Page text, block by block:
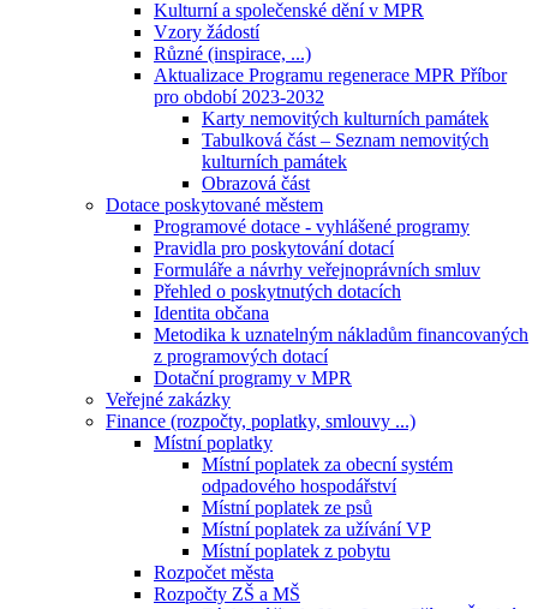
Kulturní a společenské dění v MPR
Vzory žádostí
Různé (inspirace, ...)
Aktualizace Programu regenerace MPR Příbor
pro období 2023-2032
Karty nemovitých kulturních památek
Tabulková část – Seznam nemovitých
kulturních památek
Obrazová část
Dotace poskytované městem
Programové dotace - vyhlášené programy
Pravidla pro poskytování dotací
Formuláře a návrhy veřejnoprávních smluv
Přehled o poskytnutých dotacích
Identita občana
Metodika k uznatelným nákladům financovaných
z programových dotací
Dotační programy v MPR
Veřejné zakázky
Finance (rozpočty, poplatky, smlouvy ...)
Místní poplatky
Místní poplatek za obecní systém
odpadového hospodářství
Místní poplatek ze psů
Místní poplatek za užívání VP
Místní poplatek z pobytu
Rozpočet města
Rozpočty ZŠ a MŠ